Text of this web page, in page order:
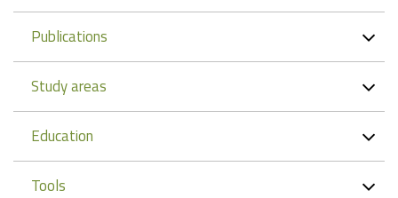
Publications
Study areas
Education
Tools